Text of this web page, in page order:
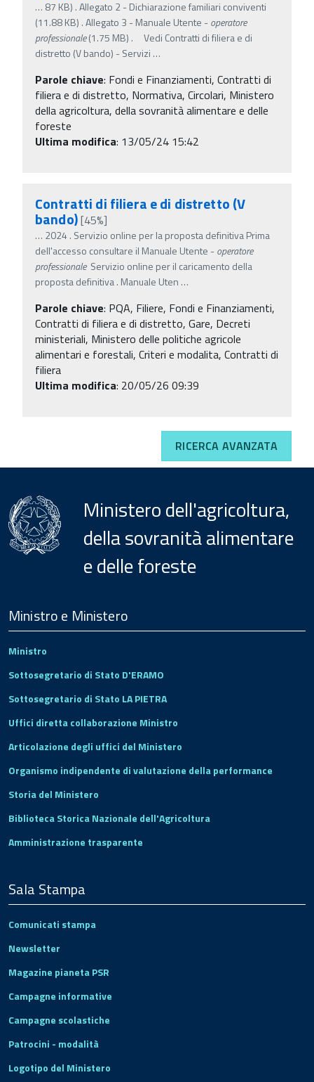
… 87 KB) . Allegato 2 - Dichiarazione familiari conviventi
(11.88 KB) . Allegato 3 - Manuale Utente -operatore
professionale(1.75 MB) . Vedi Contratti di filiera e di
distretto (V bando) - Servizi …
Parole chiave: Fondi e Finanziamenti, Contratti di
filiera e di distretto, Normativa, Circolari, Ministero
della agricoltura, della sovranità alimentare e delle
foreste
Ultima modifica: 13/05/24 15:42
Contratti di filiera e di distretto (V
bando)[45%]
… 2024 . Servizio online per la proposta definitiva Prima
dell'accesso consultare il Manuale Utente -operatore
professionaleServizio online per il caricamento della
proposta definitiva . Manuale Uten …
Parole chiave: PQA, Filiere, Fondi e Finanziamenti,
Contratti di filiera e di distretto, Gare, Decreti
ministeriali, Ministero delle politiche agricole
alimentari e forestali, Criteri e modalita, Contratti di
filiera
Ultima modifica: 20/05/26 09:39
RICERCA AVANZATA
Ministero dell'agricoltura,
della sovranità alimentare
e delle foreste
Footer
Ministro e Ministero
Ministro
Sottosegretario di Stato D'ERAMO
Sottosegretario di Stato LA PIETRA
Uffici diretta collaborazione Ministro
Articolazione degli uffici del Ministero
Organismo indipendente di valutazione della performance
Storia del Ministero
Biblioteca Storica Nazionale dell'Agricoltura
Amministrazione trasparente
Sala Stampa
Comunicati stampa
Newsletter
Magazine pianeta PSR
Campagne informative
Campagne scolastiche
Patrocini - modalità
Logotipo del Ministero